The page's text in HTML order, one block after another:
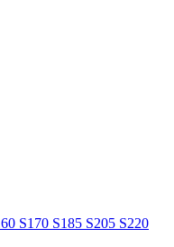
S170 S185 S205 S220